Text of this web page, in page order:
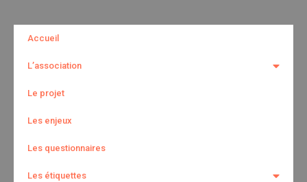
Accueil
L’association
Le projet
Les enjeux
Les questionnaires
Les étiquettes